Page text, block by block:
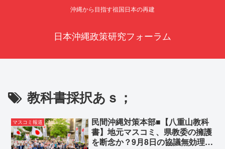
沖縄から目指す祖国日本の再建
日本沖縄政策研究フォーラム
教科書採択あｓ；
マスコミ報道
民間沖縄対策本部■【八重山教科
書】地元マスコミ、県教委の擁護
を断念か？9月8日の協議無効理由